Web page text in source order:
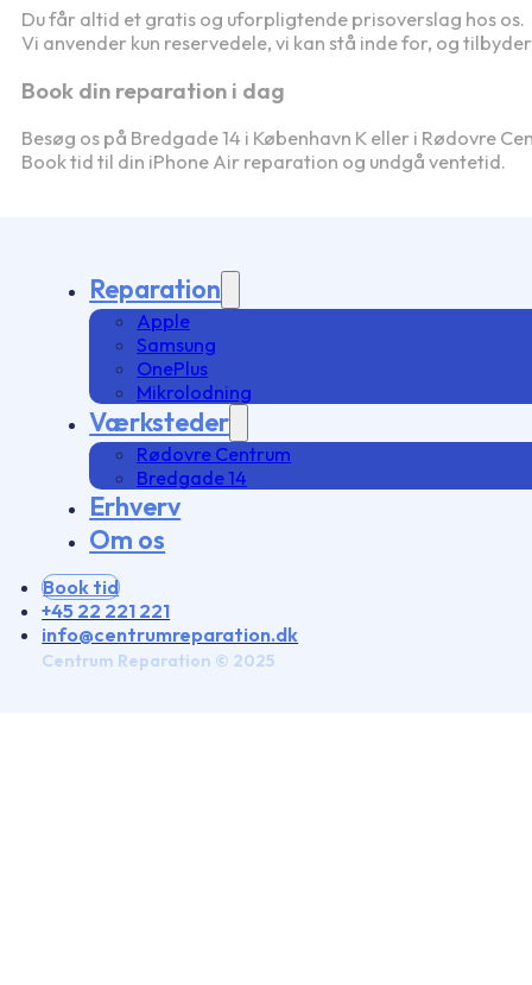
Du får altid et gratis og uforpligtende prisoverslag hos os.
Vi anvender kun reservedele, vi kan stå inde for, og
Book din reparation i dag
Besøg os på Bredgade 14 i København K eller i Rødovre
Book tid til din iPhone Air reparation og undgå ventetid.
Reparation
Apple
Samsung
OnePlus
Mikrolodning
Værksteder
Rødovre Centrum
Bredgade 14
Erhverv
Om os
Book tid
+45 22 221 221
info@centrumreparation.dk
Centrum Reparation © 2025